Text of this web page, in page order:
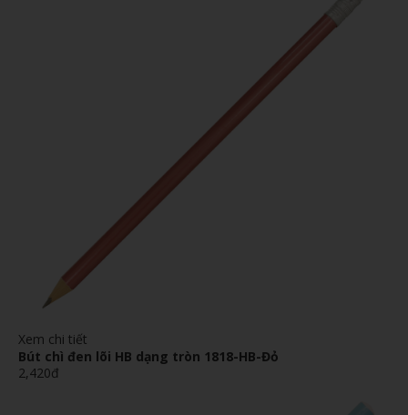
Xem chi tiết
Bút chì đen lõi HB dạng tròn 1818-HB-Đỏ
2,420đ